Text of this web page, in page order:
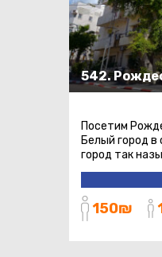
542.
Посетим
Белый город
город так
150₪